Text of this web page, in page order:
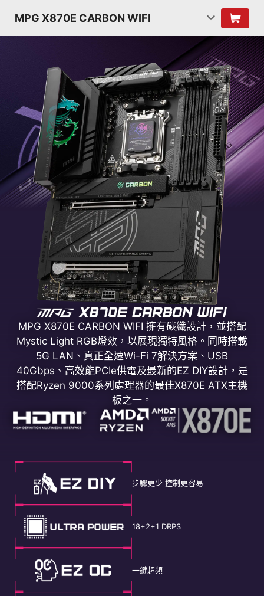
MPG X870E CARBON WIFI
MPG X870E CARBON WIFI 擁有碳纖設計，並搭配
Mystic Light RGB燈效，以展現獨特風格。同時搭載
5G LAN、真正全速Wi-Fi 7解決方案、USB
40Gbps、高效能PCIe供電及最新的EZ DIY設計，是
搭配Ryzen 9000系列處理器的最佳X870E ATX主機
板之一。
步驟更少 控制更容易
18+2+1 DRPS
一鍵超頻